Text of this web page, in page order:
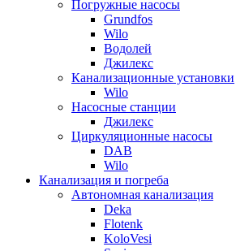
Погружные насосы
Grundfos
Wilo
Водолей
Джилекс
Канализационные установки
Wilo
Насосные станции
Джилекс
Циркуляционные насосы
DAB
Wilo
Канализация и погреба
Автономная канализация
Deka
Flotenk
KoloVesi